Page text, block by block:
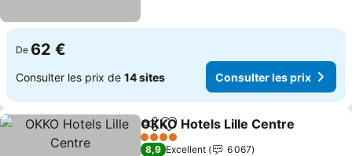
De 62 €
Consulter les prix de 14 sites Consulter les prix
PartagerAjouter à mes favoris
OKKO Hotels Lille Centre
4 Étoiles
8,9 Excellent
6 067